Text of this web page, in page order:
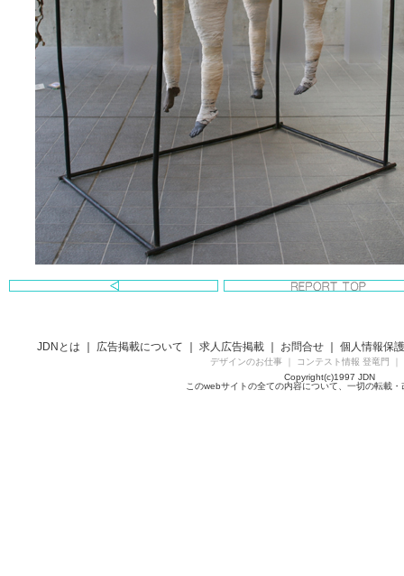
JDNとは 広告掲載について 求人広告掲載 お問合せ 個人情報保
デザインのお仕事｜ コンテスト情報 登竜門
Copyright(c)1997 JDN
このwebサイトの全ての内容について、一切の転載